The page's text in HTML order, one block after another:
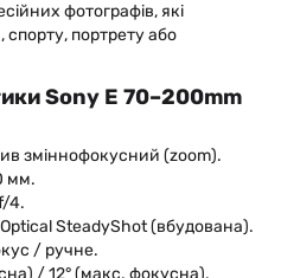
фотографів, які
портрету або
Sony E 70–200mm
зміннофокусний (zoom).
мм.
4.
SteadyShot (вбудована).
/ ручне.
/ 12° (макс. фокусна).